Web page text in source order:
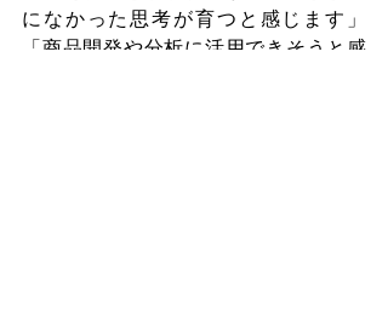
になかった思考が育つと感じます」
「商品開発や分析に活用できそうと感